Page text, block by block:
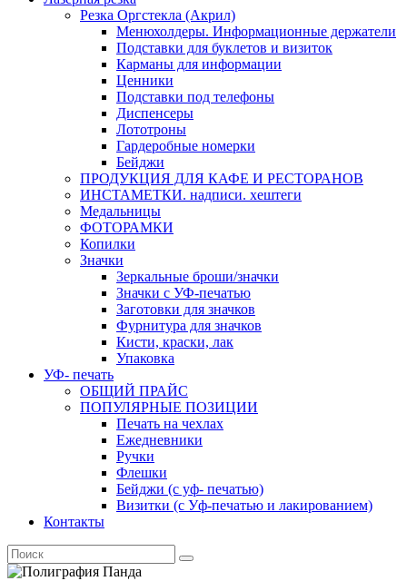
Резка Оргстекла (Акрил)
Менюхолдеры. Информационные держатели
Подставки для буклетов и визиток
Карманы для информации
Ценники
Подставки под телефоны
Диспенсеры
Лототроны
Гардеробные номерки
Бейджи
ПРОДУКЦИЯ ДЛЯ КАФЕ И РЕСТОРАНОВ
ИНСТАМЕТКИ. надписи. хештеги
Медальницы
ФОТОРАМКИ
Копилки
Значки
Зеркальные броши/значки
Значки с УФ-печатью
Заготовки для значков
Фурнитура для значков
Кисти, краски, лак
Упаковка
УФ- печать
ОБЩИЙ ПРАЙС
ПОПУЛЯРНЫЕ ПОЗИЦИИ
Печать на чехлах
Ежедневники
Ручки
Флешки
Бейджи (с уф- печатью)
Визитки (с Уф-печатью и лакированием)
Контакты